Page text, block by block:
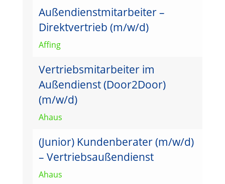
Außendienstmitarbeiter –
Direktvertrieb (m/w/d)
Affing
Vertriebsmitarbeiter im
Außendienst (Door2Door)
(m/w/d)
Ahaus
(Junior) Kundenberater (m/w/d)
– Vertriebsaußendienst
Ahaus